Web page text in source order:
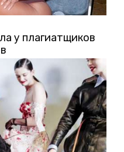
у плагиатщиков